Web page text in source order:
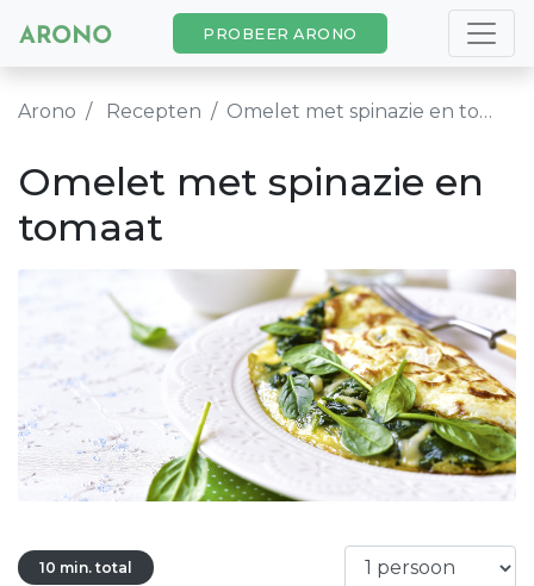
PROBEER ARONO
Arono Recepten Omelet met spinazie en tomaat
Omelet met spinazie en
tomaat
10 min. total